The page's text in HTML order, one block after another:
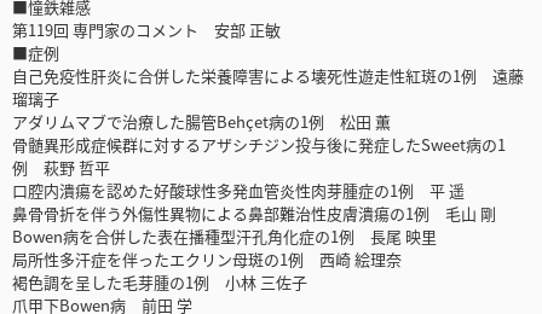
■憧鉄雑感
第119回 専門家のコメント 安部 正敏
■症例
自己免疫性肝炎に合併した栄養障害による壊死性遊走性紅斑の1例 遠藤
瑠璃子
アダリムマブで治療した腸管Behçet病の1例 松田 薫
骨髄異形成症候群に対するアザシチジン投与後に発症したSweet病の1
例 萩野 哲平
口腔内潰瘍を認めた好酸球性多発血管炎性肉芽腫症の1例 平 遥
鼻骨骨折を伴う外傷性異物による鼻部難治性皮膚潰瘍の1例 毛山 剛
Bowen病を合併した表在播種型汗孔角化症の1例 長尾 映里
局所性多汗症を伴ったエクリン母斑の1例 西崎 絵理奈
褐色調を呈した毛芽腫の1例 小林 三佐子
爪甲下Bowen病 前田 学